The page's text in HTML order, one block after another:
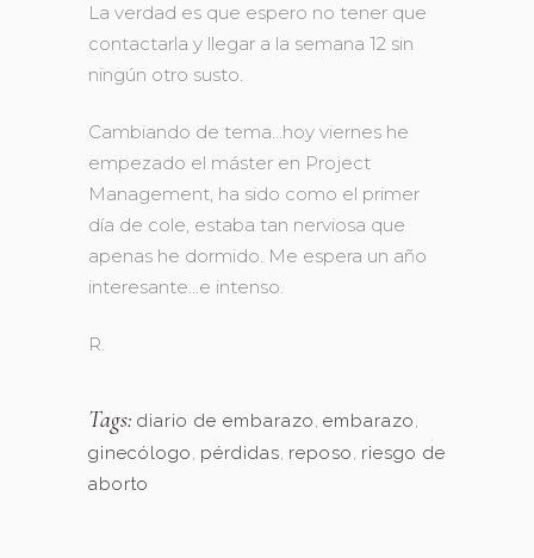
La verdad es que espero no tener que
contactarla y llegar a la semana 12 sin
ningún otro susto.
Cambiando de tema…hoy viernes he
empezado el máster en Project
Management, ha sido como el primer
día de cole, estaba tan nerviosa que
apenas he dormido. Me espera un año
interesante…e intenso.
R.
Tags: diario de embarazo, embarazo,
ginecólogo, pérdidas, reposo, riesgo de
aborto